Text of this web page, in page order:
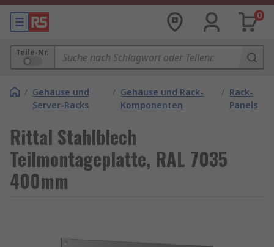
0
Teile-Nr.
/ Gehäuse und
Server-Racks
/ Gehäuse und Rack-
Komponenten
/ Rack-
Panels
Rittal Stahlblech
Teilmontageplatte, RAL 7035
400mm